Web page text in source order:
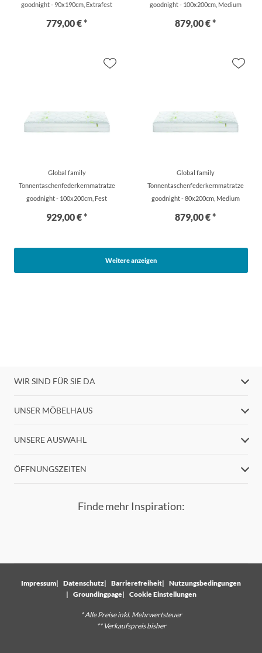
goodnight - 90x190cm, Extrafest
779,00 € *
goodnight - 100x200cm, Medium
879,00 € *
Global family
Tonnentaschenfederkernmatratze
goodnight - 100x200cm, Fest
929,00 € *
Global family
Tonnentaschenfederkernmatratze
goodnight - 80x200cm, Medium
879,00 € *
Weitere anzeigen
WIR SIND FÜR SIE DA
UNSER MÖBELHAUS
UNSERE AUSWAHL
ÖFFNUNGSZEITEN
Finde mehr Inspiration:
Impressum Datenschutz Barrierefreiheit
Nutzungsbedingungen
Groundingpage
Cookie Einstellungen
* Alle Preise inkl. Mehrwertsteuer
** Verkaufspreis bisher